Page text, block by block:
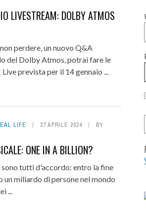
IL
I 50
SOLID STATE LOGIC NOMINA
EKO DISTRIBUTORE ITALIANO PER
ACUSTICA AUDIO SALT 2: GLI
EQUALIZZATORI CON LA
NEUMANN VIS: IL MIX
VIRTUALIZZANDO L'ESPERIENZA
IL
PRIMA DELLA TECNOLOGIA -
6 LUGLIO 2026
LIVESTREAM: DOLBY ATMOS
perdere, un nuovo Q&A
del Dolby Atmos, potrai fare le
prevista per il 14 gennaio ...
LIFE 27 APRILE 2024
BY
ONE IN A BILLION?
tutti d'accordo: entro la fine
un miliardo di persone nel mondo
...